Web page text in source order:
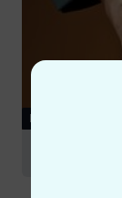
RATGEBER